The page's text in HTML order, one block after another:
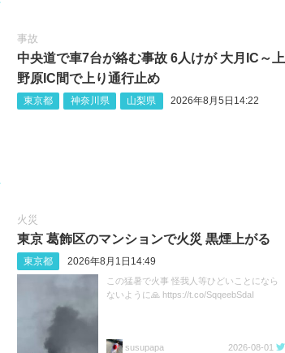
事故
中央道で車7台が絡む事故 6人けが 大月IC～上
野原IC間で上り通行止め
東京都 神奈川県 山梨県 2026年8月5日14:22
火災
東京 葛飾区のマンションで火災 黒煙上がる
東京都 2026年8月1日14:49
この猛暑で火事 怪我人等ひどいことになら
ないように🙏 https://t.co/SqqeebSdaI
susupapa 2026-08-01